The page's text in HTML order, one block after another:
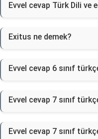
Evvel cevap Türk Dili ve
Exitus ne demek?
Evvel cevap 6 sınıf
Evvel cevap 7 sınıf
Evvel cevap 7 sınıf